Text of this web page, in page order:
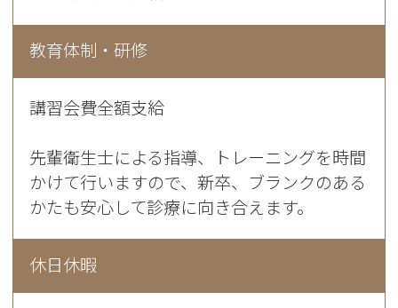
教育体制・研修
講習会費全額支給
先輩衛生士による指導、トレーニングを時間
かけて行いますので、新卒、ブランクのある
かたも安心して診療に向き合えます。
休日休暇